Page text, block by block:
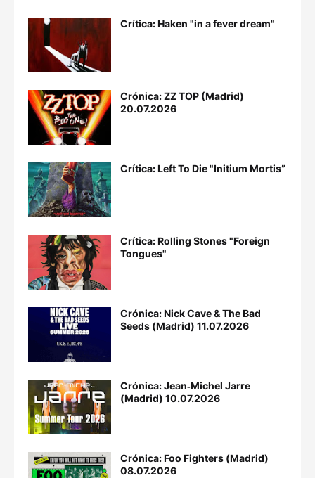
Crítica: Haken "in a fever dream"
Crónica: ZZ TOP (Madrid)
20.07.2026
Crítica: Left To Die "Initium Mortis”
Crítica: Rolling Stones "Foreign
Tongues"
Crónica: Nick Cave & The Bad
Seeds (Madrid) 11.07.2026
Crónica: Jean‐Michel Jarre
(Madrid) 10.07.2026
Crónica: Foo Fighters (Madrid)
08.07.2026